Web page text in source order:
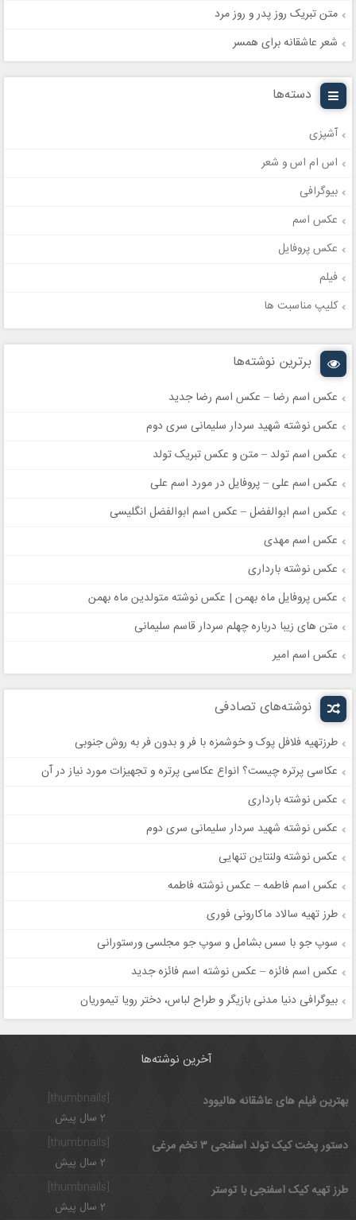
متن تبریک روز پدر و روز مرد
شعر عاشقانه برای همسر
دسته‌ها
آشپزی
اس ام اس و شعر
بیوگرافی
عکس اسم
عکس پروفایل
فیلم
کلیپ مناسبت ها
برترین نوشته‌ها
عکس اسم رضا – عکس اسم رضا جدید
عکس نوشته شهید سردار سلیمانی سری دوم
عکس اسم تولد – متن و عکس تبریک تولد
عکس اسم علی – پروفایل در مورد اسم علی
عکس اسم ابوالفضل – عکس اسم ابوالفضل انگلیسی
عکس اسم مهدی
عکس نوشته بارداری
عکس پروفایل ماه بهمن | عکس نوشته متولدین ماه بهمن
متن های زیبا درباره چهلم سردار قاسم سلیمانی
عکس اسم امیر
نوشته‌های تصادفی
طرزتهیه فلافل پوک و خوشمزه با فر و بدون فر به روش جنوبی
عکاسی پرتره چیست؟ انواع عکاسی پرتره و تجهیزات مورد نیاز در آن
عکس نوشته بارداری
عکس نوشته شهید سردار سلیمانی سری دوم
عکس نوشته ولنتاین تنهایی
عکس اسم فاطمه – عکس نوشته فاطمه
طرز تهیه سالاد ماکارونی فوری
سوپ جو با سس بشامل و سوپ جو مجلسی ورستورانی
عکس اسم فائزه – عکس نوشته اسم فائزه جدید
بیوگرافی دنیا مدنی بازیگر و طراح لباس، دختر رویا تیموریان
آخرین نوشته‌ها
بهترین فیلم های عاشقانه هالیوود
2 سال پیش
[thumbnails]
دستور پخت کیک تولد اسفنجی ۳ تخم مرغی
2 سال پیش
طرز تهیه کیک اسفنجی با توستر
2 سال پیش